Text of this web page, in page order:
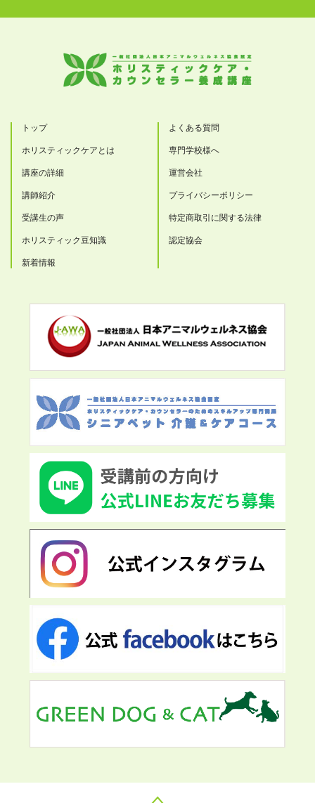
トップ
ホリスティックケアとは
講座の詳細
講師紹介
受講生の声
ホリスティック豆知識
新着情報
よくある質問
専門学校様へ
運営会社
プライバシーポリシー
特定商取引に関する法律
認定協会